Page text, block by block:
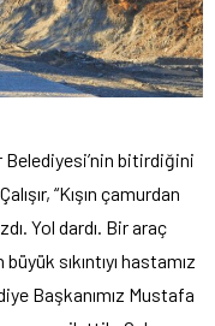
bitirdiğini
“Kışın çamurdan
Yol dardı. Bir araç
sıkıntıyı hastamız
Başkanımız Mustafa